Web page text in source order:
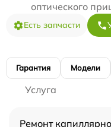
оптического
Есть запчасти
Гарантия Модели
Услуга
Ремонт